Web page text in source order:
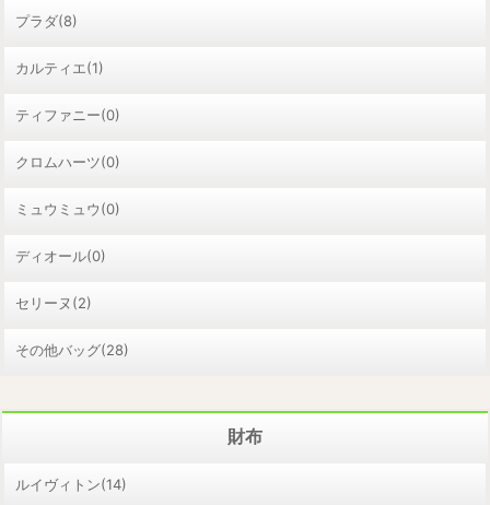
プラダ(8)
カルティエ(1)
ティファニー(0)
クロムハーツ(0)
ミュウミュウ(0)
ディオール(0)
セリーヌ(2)
その他バッグ(28)
財布
ルイヴィトン(14)